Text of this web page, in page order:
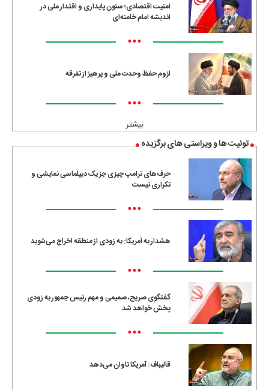
امنیت اقتصادی؛ ستون پایداری و اقتدار ملی در
اندیشه امام خامنه‌ای
•••
لزوم حفظ وحدت ملی و پرهیز از تفرقه
•••
بیشتر
توئیت ها و ویراستی های برگزیده
حرف‌های ترامپ چیزی جز یک دیپلماسی نمایشی و
تکراری نیست
•••
هشدار به آمریکا: به زودی از منطقه اخراج می‌شوید
•••
گفتگوی صریح، صمیمی و مهم رئیس جمهور به زودی
پخش خواهد شد
•••
قالیباف: آمریکا تاوان می‌دهد